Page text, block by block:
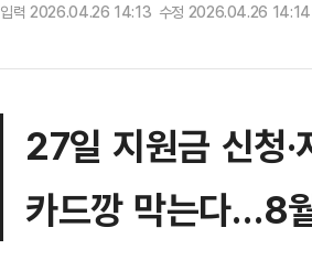
입력 2026.04.26 14:13 수정 2026.04.26 14:14
27일 지원금 신청
카드깡 막는다…8